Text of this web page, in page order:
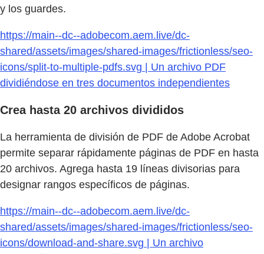
y los guardes.
https://main--dc--adobecom.aem.live/dc-
shared/assets/images/shared-images/frictionless/seo-
icons/split-to-multiple-pdfs.svg | Un archivo PDF
dividiéndose en tres documentos independientes
Crea hasta 20 archivos divididos
La herramienta de división de PDF de Adobe Acrobat
permite separar rápidamente páginas de PDF en hasta
20 archivos. Agrega hasta 19 líneas divisorias para
designar rangos específicos de páginas.
https://main--dc--adobecom.aem.live/dc-
shared/assets/images/shared-images/frictionless/seo-
icons/download-and-share.svg | Un archivo